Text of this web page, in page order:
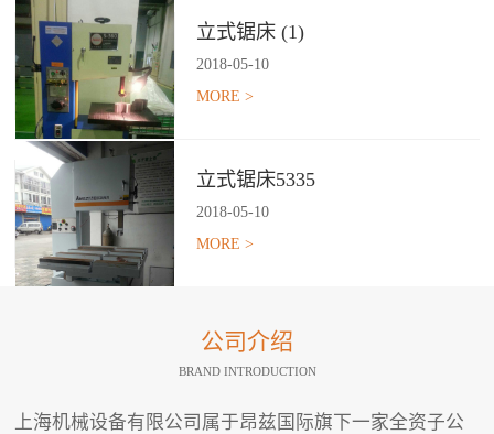
立式锯床 (1)
2018-05-10
MORE >
立式锯床5335
2018-05-10
MORE >
公司介绍
BRAND INTRODUCTION
上海机械设备有限公司属于昂兹国际旗下一家全资子公